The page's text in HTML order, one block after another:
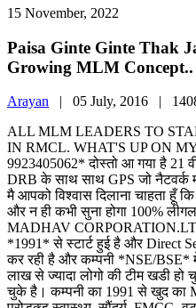
15 November, 2022
Paisa Ginte Ginte Thak
Growing MLM Concept..
Arayan | 05 July, 2016 |
ALL MLM LEADERS TO
IN RMCL. WHAT'S UP ON
9923405062* दोस्तो आ गया है 21
DRB के साथ साथ GPS जो नैटवर्क
मै आपको विश्वास दिलाना चाहता हूँ
और न ही कभी सुना होगा 100%
MADHAV
*1991* से स्टार्ट हुई है और Direct
कर रही है और कम्पनी *NSE/
लाख से ज्यादा लोगो की टीम खडी
चुके है। कम्पनी का 1991 से खुद का